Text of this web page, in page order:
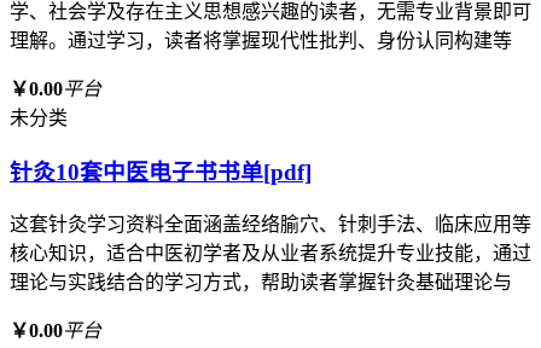
学、社会学及存在主义思想感兴趣的读者，无需专业背景即可
理解。通过学习，读者将掌握现代性批判、身份认同构建等
￥0.00平台
未分类
针灸10套中医电子书书单[pdf]
这套针灸学习资料全面涵盖经络腧穴、针刺手法、临床应用等
核心知识，适合中医初学者及从业者系统提升专业技能，通过
理论与实践结合的学习方式，帮助读者掌握针灸基础理论与
￥0.00平台